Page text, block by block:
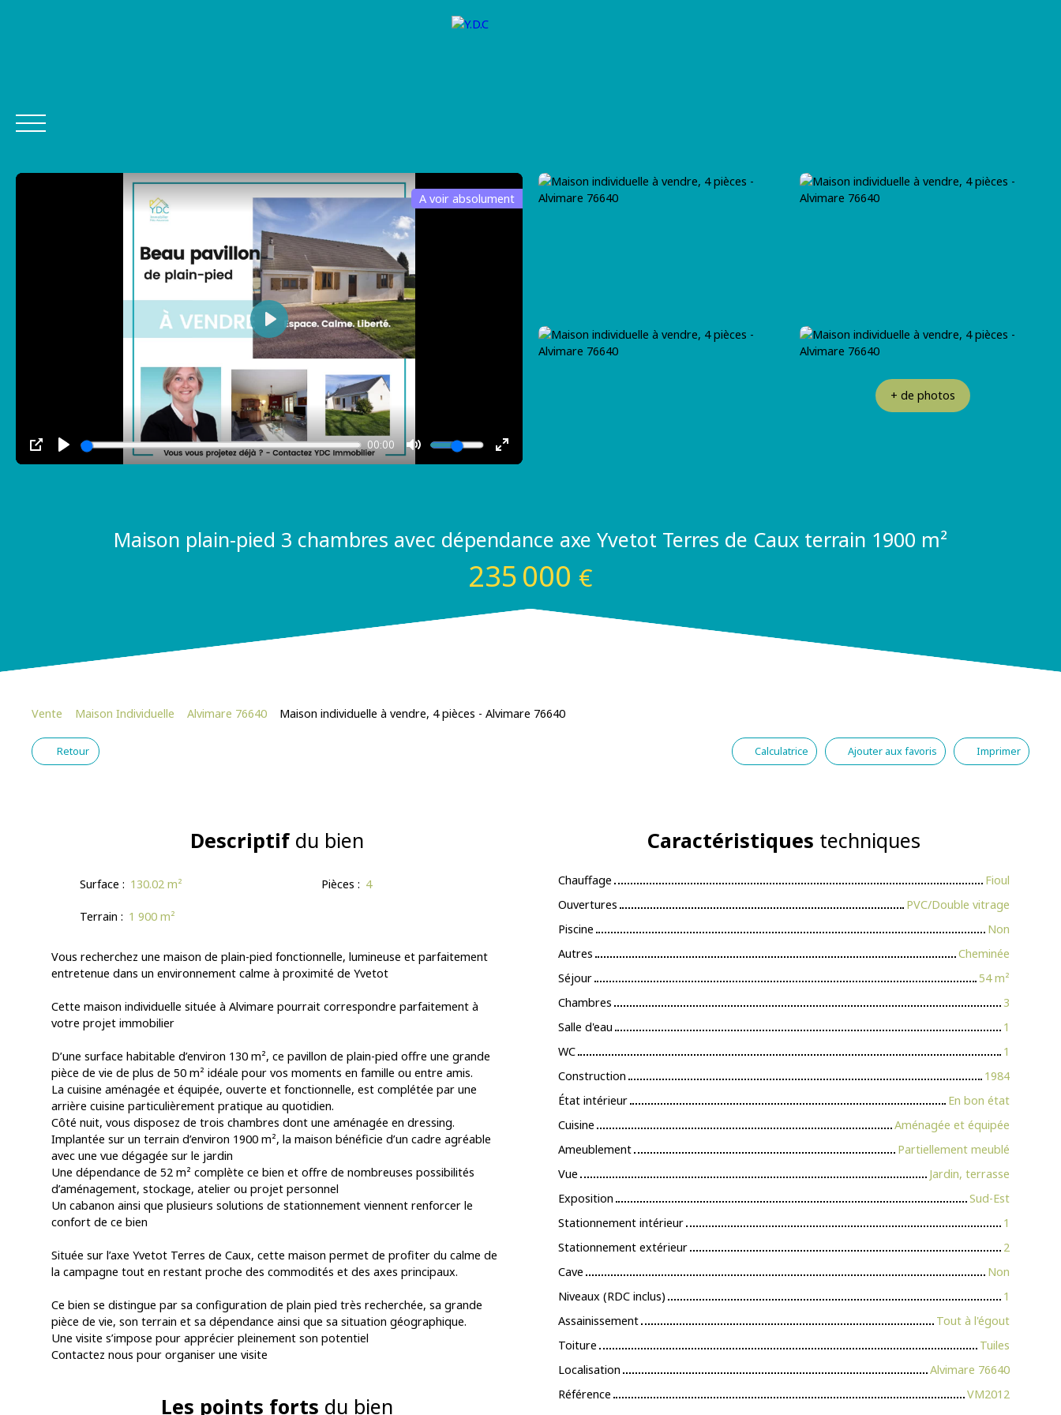
Être rappelé Postuler chez Y.D.C
A voir absolument
+ de photos
Maison plain-pied 3 chambres avec dépendance axe Yvetot Terres de Caux terrain 1900 m²
235 000 €
Vente Maison Individuelle Alvimare 76640 Maison individuelle à vendre, 4 pièces - Alvimare 76640
Retour Calculatrice Ajouter aux favoris Imprimer
Descriptifdu bien
Surface : 130.02 m² Pièces : 4
Terrain : 1 900 m²
Vous recherchez une maison de plain-pied fonctionnelle, lumineuse et parfaitement
entretenue dans un environnement calme à proximité de Yvetot
Cette maison individuelle située à Alvimare pourrait correspondre parfaitement à
votre projet immobilier
D’une surface habitable d’environ 130 m², ce pavillon de plain-pied offre une grande
pièce de vie de plus de 50 m² idéale pour vos moments en famille ou entre amis.
La cuisine aménagée et équipée, ouverte et fonctionnelle, est complétée par une
arrière cuisine particulièrement pratique au quotidien.
Côté nuit, vous disposez de trois chambres dont une aménagée en dressing.
Implantée sur un terrain d’environ 1900 m², la maison bénéficie d’un cadre agréable
avec une vue dégagée sur le jardin
Une dépendance de 52 m² complète ce bien et offre de nombreuses possibilités
d’aménagement, stockage, atelier ou projet personnel
Un cabanon ainsi que plusieurs solutions de stationnement viennent renforcer le
confort de ce bien
Située sur l’axe Yvetot Terres de Caux, cette maison permet de profiter du calme de
la campagne tout en restant proche des commodités et des axes principaux.
Ce bien se distingue par sa configuration de plain pied très recherchée, sa grande
pièce de vie, son terrain et sa dépendance ainsi que sa situation géographique.
Une visite s’impose pour apprécier pleinement son potentiel
Contactez nous pour organiser une visite
Les points forts du bien
Caractéristiques techniques
Chauffage
Fioul
Ouvertures
PVC/Double vitrage
Piscine
Non
Autres
Cheminée
Séjour
54m²
Chambres
3
Salle d'eau
1
WC
1
Construction
1984
État intérieur
En bon état
Cuisine
Aménagée et équipée
Ameublement
Partiellement meublé
Vue
Jardin, terrasse
Exposition
Sud-Est
Stationnement intérieur
1
Stationnement extérieur
2
Cave
Non
Niveaux (RDC inclus)
1
Assainissement
Tout à l'égout
Toiture
Tuiles
Localisation
Alvimare 76640
Référence
VM2012